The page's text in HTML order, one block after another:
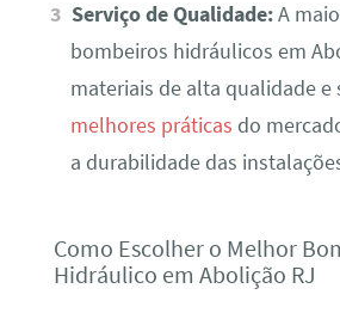
Serviço de Qualidade:A
bombeiros hidráulicos em
materiais de alta qualidade e
melhores práticas do
a durabilidade das
Como Escolher o Melhor
Hidráulico em Abolição RJ